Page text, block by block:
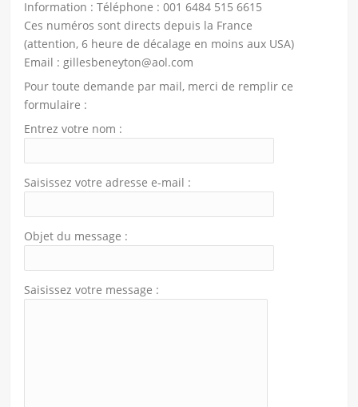
Information : Téléphone : 001 6484 515 6615
Ces numéros sont directs depuis la France
(attention, 6 heure de décalage en moins aux USA)
Email : gillesbeneyton@aol.com
Pour toute demande par mail, merci de remplir ce
formulaire :
Entrez votre nom :
Saisissez votre adresse e-mail :
Objet du message :
Saisissez votre message :